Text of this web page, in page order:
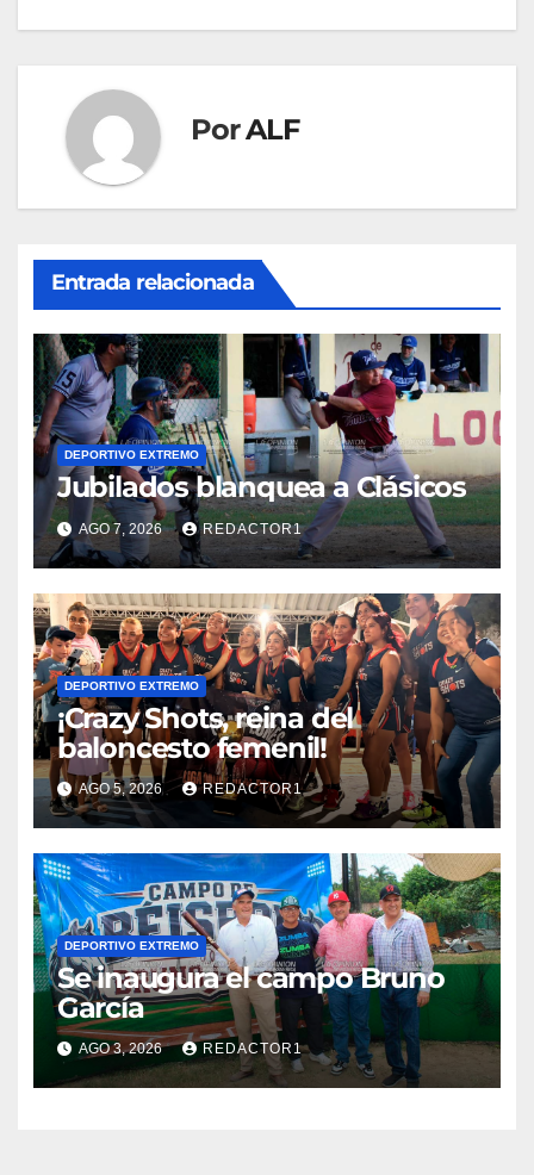
entradas
PorALF
Entrada relacionada
DEPORTIVO EXTREMO
Jubilados blanquea a Clásicos
AGO 7, 2026 REDACTOR1
DEPORTIVO EXTREMO
¡Crazy Shots, reina del
baloncesto femenil!
AGO 5, 2026 REDACTOR1
DEPORTIVO EXTREMO
Se inaugura el campo Bruno
García
AGO 3, 2026 REDACTOR1